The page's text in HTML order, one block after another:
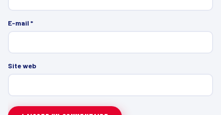
E-mail *
Site web